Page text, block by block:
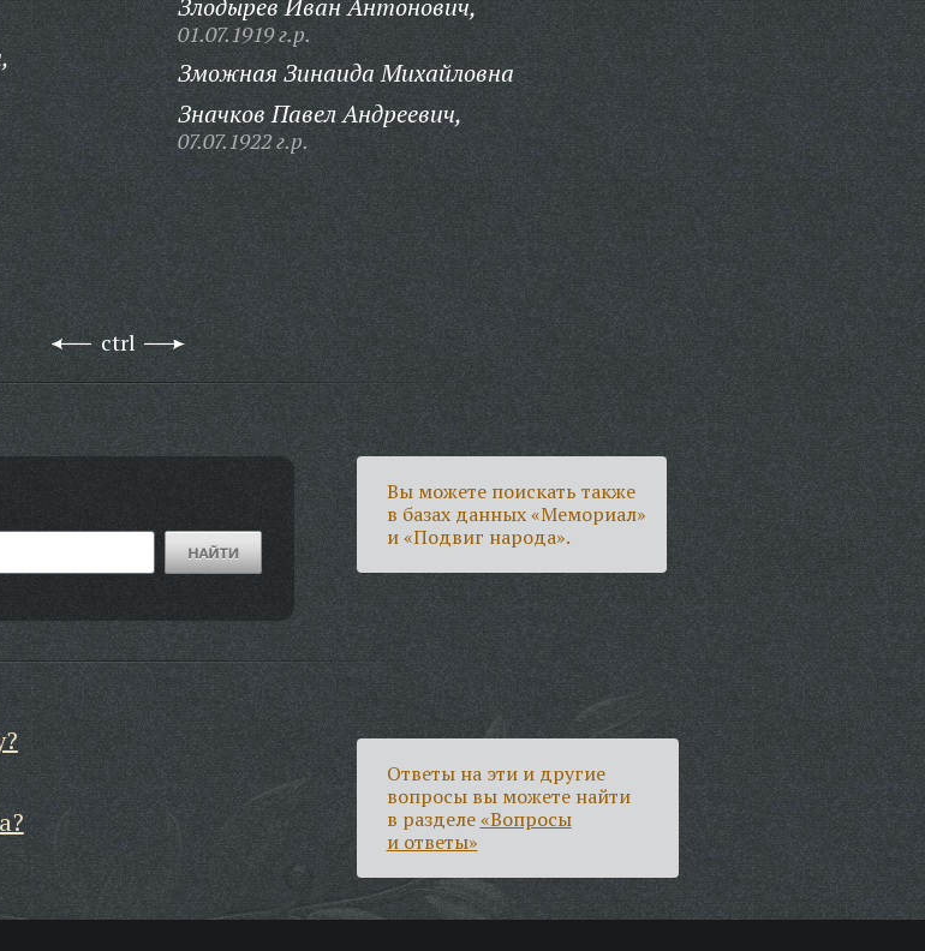
Злодырев Иван Антонович,
01.07.1919 г.р.
Зможная Зинаида Михайловна
Значков Павел Андреевич,
07.07.1922 г.р.
ctrl
Вы можете поискать также
в базах данных «Мемориал»
и «Подвиг народа».
Ответы на эти и другие
вопросы вы можете найти
в разделе«Вопросы
и ответы»